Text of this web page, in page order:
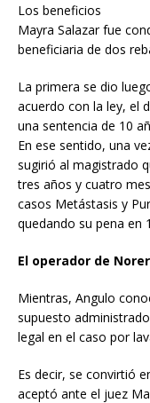
Los beneficios
Mayra Salazar fue
beneficiaria de dos
La primera se dio
acuerdo con la ley, el
una sentencia de 10
En ese sentido, una
sugirió al magistrado
tres años y cuatro
casos Metástasis y
quedando su pena en
El operador de
Mientras, Angulo
supuesto
legal en el caso por
Es decir, se convirtió
aceptó ante el juez